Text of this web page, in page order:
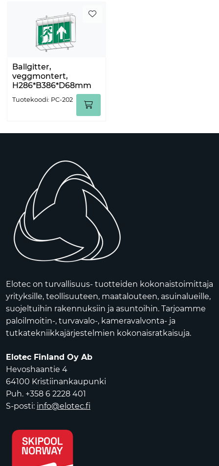
Ballgitter,
veggmontert,
H286*B386*D68mm
Tuotekoodi: PC-202
Elotec on turvallisuus- tuotteiden kokonaistoimittaja
yrityksille, teollisuuteen, maatalouteen, asuinalueille,
suojeltuihin rakennuksiin ja asuntoihin. Tarjoamme
paloilmoitin-, turvavalo-, kameravalvonta- ja
tutkatekniikkajärjestelmien kokonaisratkaisuja.
Elotec Finland Oy Ab
Hevoshaantie 4
64100 Kristiinankaupunki
Puh. +358 6 2228 401
S-posti: info@elotec.fi